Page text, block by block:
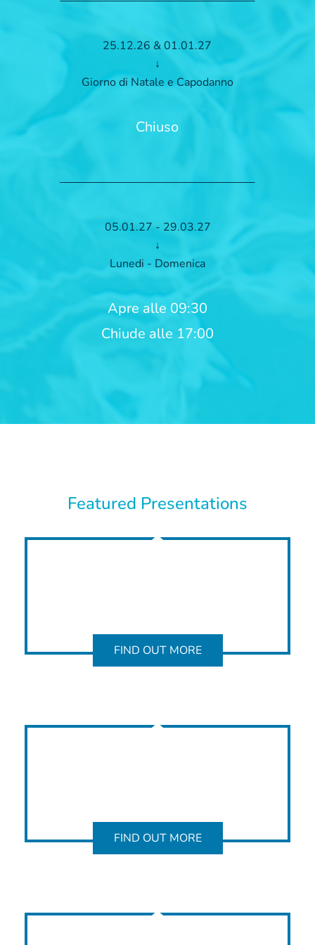
25.12.26 & 01.01.27
↓
Giorno di Natale e Capodanno
Chiuso
05.01.27 - 29.03.27
↓
Lunedi - Domenica
Apre alle 09:30
Chiude alle 17:00
Featured Presentations
FIND OUT MORE
FIND OUT MORE